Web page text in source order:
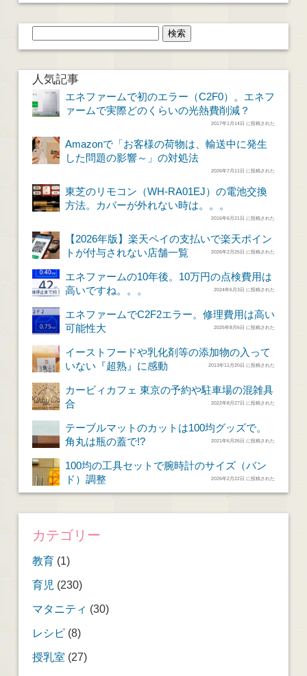
人気記事
エネファームで初のエラー（C2F0）。エネフ
ァームで実際どのくらいの光熱費削減？
2017年1月14日 に投稿された
Amazonで「お客様の荷物は、輸送中に発生
した問題の影響～」の対処法
2026年7月11日 に投稿された
東芝のリモコン（WH-RA01EJ）の電池交換
方法。カバーが外れない時は。。。
2016年6月21日 に投稿された
【2026年版】楽天ペイの支払いで楽天ポイン
トが付与されない店舗一覧
2026年2月25日 に投稿された
エネファームの10年後。10万円の点検費用は
高いですね。。。
2024年6月3日 に投稿された
エネファームでC2F2エラー。修理費用は高い
可能性大
2025年8月6日 に投稿された
イーストフードや乳化剤等の添加物の入って
いない『超熟』に感動
2013年11月20日 に投稿された
カービィカフェ 東京の予約や駐車場の混雑具
合
2022年8月27日 に投稿された
テーブルマットのカットは100均グッズで。
角丸は瓶の蓋で!?
2021年6月26日 に投稿された
100均の工具セットで腕時計のサイズ（バン
ド）調整
2026年2月22日 に投稿された
カテゴリー
教育(1)
育児 (230)
マタニティ (30)
レシピ(8)
授乳室 (27)